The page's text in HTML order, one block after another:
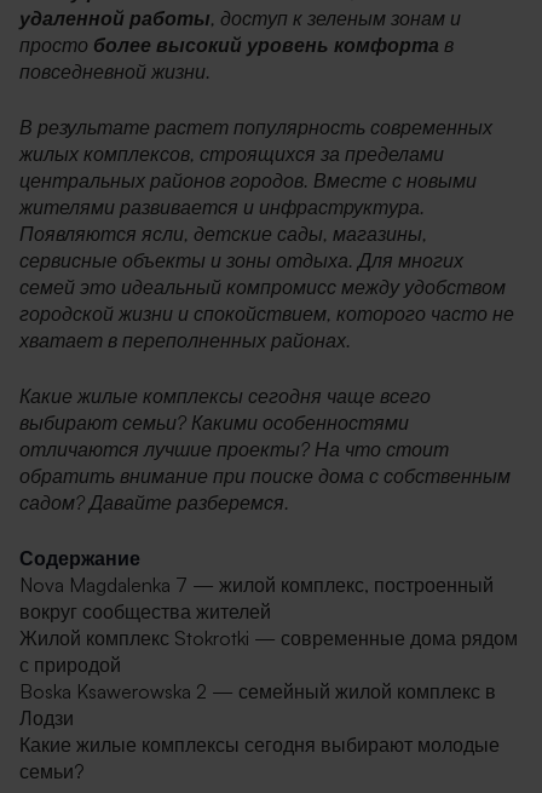
удаленной работы, доступ к зеленым зонам и
просто более высокий уровень комфорта в
повседневной жизни.
В результате растет популярность современных
жилых комплексов, строящихся за пределами
центральных районов городов. Вместе с новыми
жителями развивается и инфраструктура.
Появляются ясли, детские сады, магазины,
сервисные объекты и зоны отдыха. Для многих
семей это идеальный компромисс между удобством
городской жизни и спокойствием, которого часто не
хватает в переполненных районах.
Какие жилые комплексы сегодня чаще всего
выбирают семьи? Какими особенностями
отличаются лучшие проекты? На что стоит
обратить внимание при поиске дома с собственным
садом? Давайте разберемся.
Содержание
Nova Magdalenka 7 — жилой комплекс, построенный
вокруг сообщества жителей
Жилой комплекс Stokrotki — современные дома рядом
с природой
Boska Ksawerowska 2 — семейный жилой комплекс в
Лодзи
Какие жилые комплексы сегодня выбирают молодые
семьи?